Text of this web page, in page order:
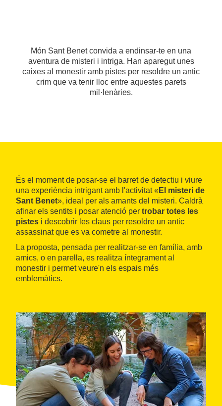
Món Sant Benet convida a endinsar-te en una
aventura de misteri i intriga. Han aparegut unes
caixes al monestir amb pistes per resoldre un antic
crim que va tenir lloc entre aquestes parets
mil·lenàries.
És el moment de posar-se el barret de detectiu i viure
una experiència intrigant amb l'activitat « El misteri de
Sant Benet», ideal per als amants del misteri. Caldrà
afinar els sentits i posar atenció per trobar totes les
pistes i descobrir les claus per resoldre un antic
assassinat que es va cometre al monestir.
La proposta, pensada per realitzar-se en família, amb
amics, o en parella, es realitza íntegrament al
monestir i permet veure'n els espais més
emblemàtics.